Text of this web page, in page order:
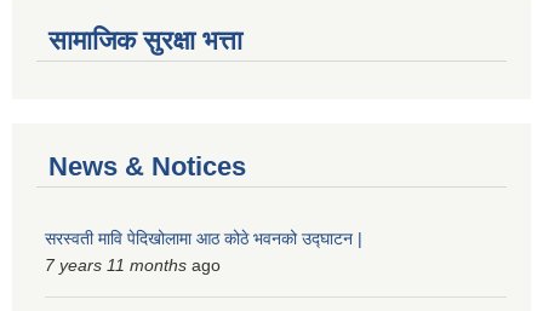
सामाजिक सुरक्षा भत्ता
News & Notices
सरस्वती मावि पेदिखोलामा आठ कोठे भवनको उद्घाटन |
7 years 11 months ago